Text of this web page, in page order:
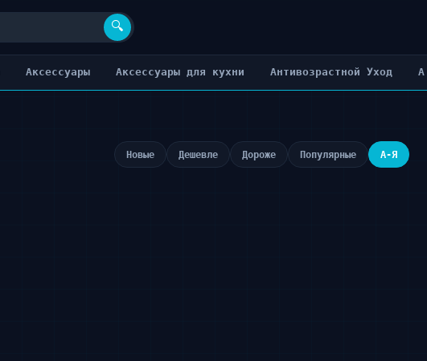
🔍
Аксессуары Аксессуары для кухни Антивозрастной Уход
Новые Дешевле Дороже Популярные А-Я